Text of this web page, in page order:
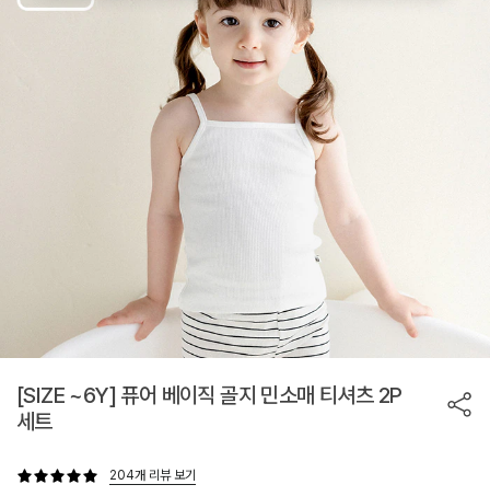
[SIZE ~6Y] 퓨어 베이직 골지 민소매 티셔츠 2P
세트
204개 리뷰 보기